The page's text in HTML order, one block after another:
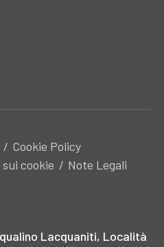
Cookie Policy
cookie
Note Legali
Lacquaniti, Località